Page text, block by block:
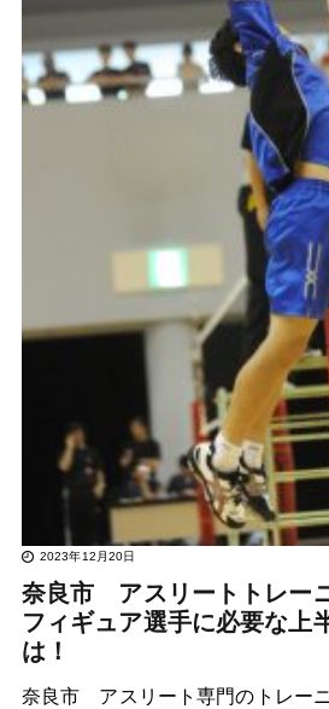
2023年12月20日
奈良市 アスリートトレー
フィギュア選手に必要な上
は！
奈良市 アスリート専門のトレー